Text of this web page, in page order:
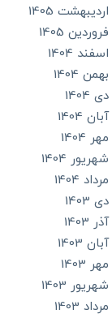
ارديبهشت 1405
فروردین 1405
اسفند 1404
بهمن 1404
دی 1404
آبان 1404
مهر 1404
شهریور 1404
مرداد 1404
دی 1403
آذر 1403
آبان 1403
مهر 1403
شهریور 1403
مرداد 1403